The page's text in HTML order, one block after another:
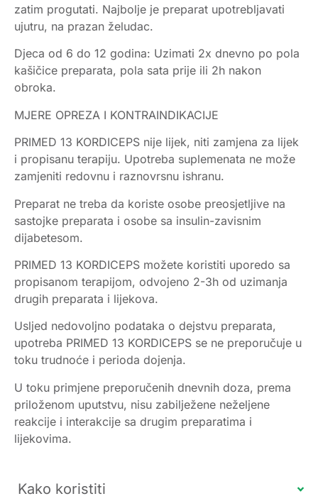
zatim progutati. Najbolje je preparat upotrebljavati
ujutru, na prazan želudac.
Djeca od 6 do 12 godina: Uzimati 2x dnevno po pola
kašičice preparata, pola sata prije ili 2h nakon
obroka.
MJERE OPREZA I KONTRAINDIKACIJE
PRIMED 13 KORDICEPS nije lijek, niti zamjena za lijek
i propisanu terapiju. Upotreba suplemenata ne može
zamjeniti redovnu i raznovrsnu ishranu.
Preparat ne treba da koriste osobe preosjetljive na
sastojke preparata i osobe sa insulin-zavisnim
dijabetesom.
PRIMED 13 KORDICEPS možete koristiti uporedo sa
propisanom terapijom, odvojeno 2-3h od uzimanja
drugih preparata i lijekova.
Usljed nedovoljno podataka o dejstvu preparata,
upotreba PRIMED 13 KORDICEPS se ne preporučuje u
toku trudnoće i perioda dojenja.
U toku primjene preporučenih dnevnih doza, prema
priloženom uputstvu, nisu zabilježene neželjene
reakcije i interakcije sa drugim preparatima i
lijekovima.
Kako koristiti